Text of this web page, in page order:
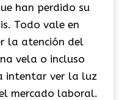
han perdido su
Todo vale en
la atención del
vela o incluso
intentar ver la luz
mercado laboral.